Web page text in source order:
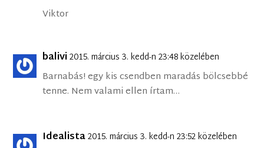
Viktor
balivi2015. március 3. kedd-n 23:48 közelében
Barnabás! egy kis csendben maradás bölcsebbé
tenne. Nem valami ellen írtam…
Idealista2015. március 3. kedd-n 23:52 közelében